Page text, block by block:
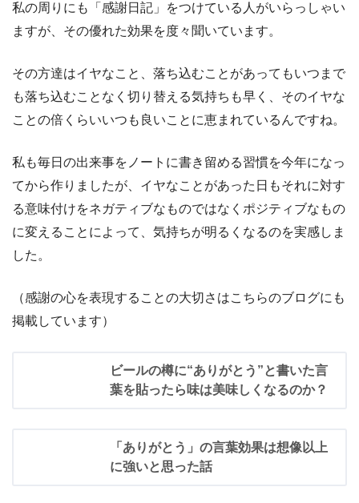
私の周りにも「感謝日記」をつけている人がいらっしゃい
ますが、その優れた効果を度々聞いています。
その方達はイヤなこと、落ち込むことがあってもいつまで
も落ち込むことなく切り替える気持ちも早く、そのイヤな
ことの倍くらいいつも良いことに恵まれているんですね。
私も毎日の出来事をノートに書き留める習慣を今年になっ
てから作りましたが、イヤなことがあった日もそれに対す
る意味付けをネガティブなものではなくポジティブなもの
に変えることによって、気持ちが明るくなるのを実感しま
した。
（感謝の心を表現することの大切さはこちらのブログにも
掲載しています）
ビールの樽に“ありがとう”と書いた言
葉を貼ったら味は美味しくなるのか？
「ありがとう」の言葉効果は想像以上
に強いと思った話